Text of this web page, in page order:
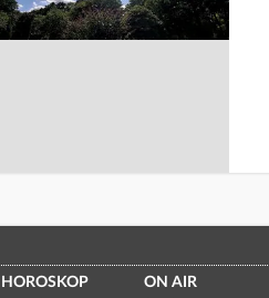
HOROSKOP ON AIR